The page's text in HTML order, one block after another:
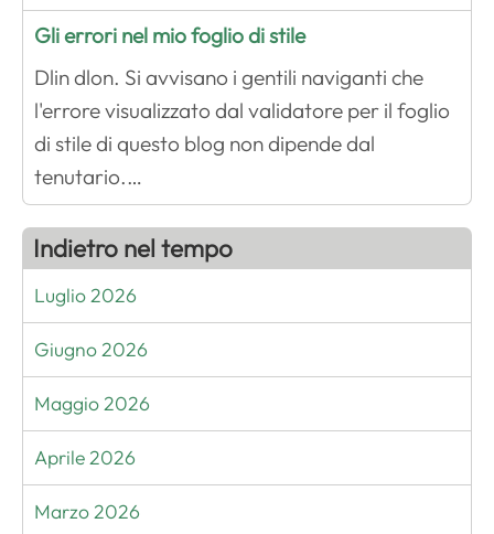
Gli errori nel mio foglio di stile
Dlin dlon. Si avvisano i gentili naviganti che
l'errore visualizzato dal validatore per il foglio
di stile di questo blog non dipende dal
tenutario.…
Indietro nel tempo
Luglio 2026
Giugno 2026
Maggio 2026
Aprile 2026
Marzo 2026